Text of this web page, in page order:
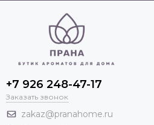
+7 926 248-47-17
Заказать звонок
zakaz@pranahome.ru